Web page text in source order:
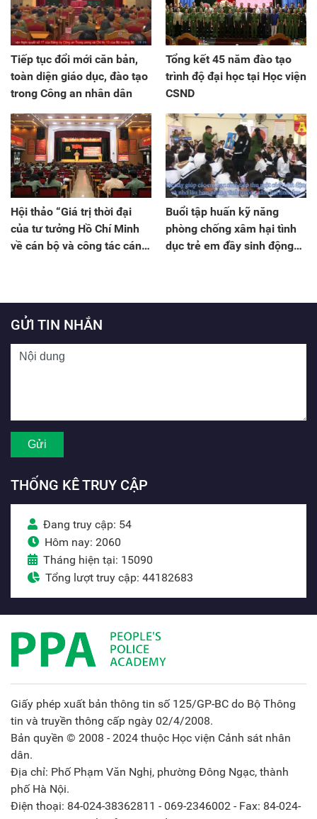
Tiếp tục đổi mới căn bản,
toàn diện giáo dục, đào tạo
trong Công an nhân dân
Tổng kết 45 năm đào tạo
trình độ đại học tại Học viện
CSND
Hội thảo “Giá trị thời đại
của tư tưởng Hồ Chí Minh
về cán bộ và công tác cán
Buổi tập huấn kỹ năng
phòng chống xâm hại tình
dục trẻ em đầy sinh động
GỬI TIN NHẮN
THỐNG KÊ TRUY CẬP
Đang truy cập: 54
Hôm nay: 2060
Tháng hiện tại: 15090
Tổng lượt truy cập: 44182683
Giấy phép xuất bản thông tin số 125/GP-BC do Bộ Thông
tin và truyền thông cấp ngày 02/4/2008.
Bản quyền © 2008 - 2024 thuộc Học viện Cảnh sát nhân
dân.
Địa chỉ: Phố Phạm Văn Nghị, phường Đông Ngạc, thành
phố Hà Nội.
Điện thoại: 84-024-38362811 - 069-2346002 - Fax: 84-024-